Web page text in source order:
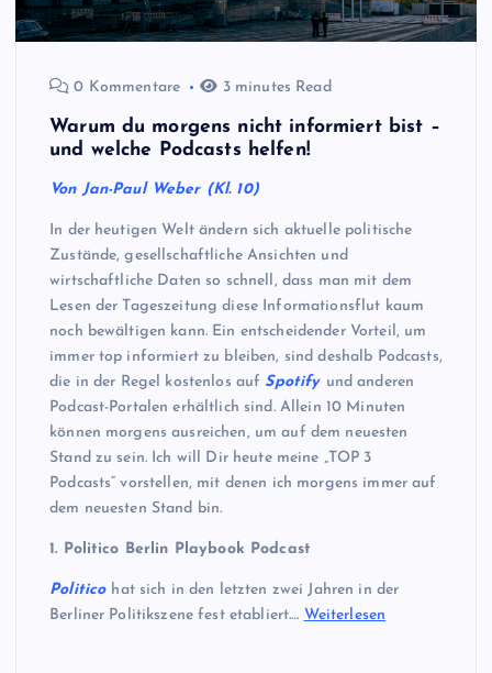
0 Kommentare 3 minutes Read
Warum du morgens nicht informiert bist –
und welche Podcasts helfen!
Von Jan-Paul Weber (Kl. 10)
In der heutigen Welt ändern sich aktuelle politische
Zustände, gesellschaftliche Ansichten und
wirtschaftliche Daten so schnell, dass man mit dem
Lesen der Tageszeitung diese Informationsflut kaum
noch bewältigen kann. Ein entscheidender Vorteil, um
immer top informiert zu bleiben, sind deshalb Podcasts,
die in der Regel kostenlos auf Spotify und anderen
Podcast-Portalen erhältlich sind. Allein 10 Minuten
können morgens ausreichen, um auf dem neuesten
Stand zu sein. Ich will Dir heute meine „TOP 3
Podcasts“ vorstellen, mit denen ich morgens immer auf
dem neuesten Stand bin.
1. Politico Berlin Playbook Podcast
Politico hat sich in den letzten zwei Jahren in der
Berliner Politikszene fest etabliert.… Weiterlesen